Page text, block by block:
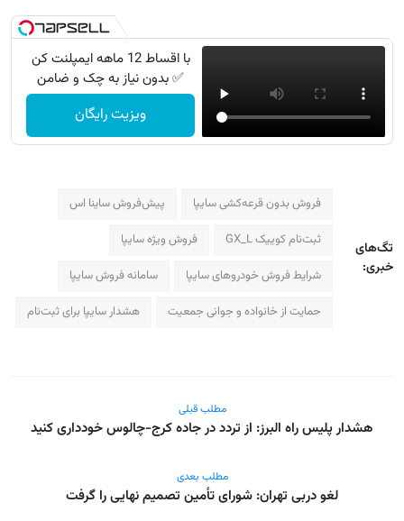
با اقساط 12 ماهه ایمپلنت کن
✅ بدون نیاز به چک و ضامن
ویزیت رایگان
تگ‌های
خبری:
فروش بدون قرعه‌کشی سایپا
پیش‌فروش ساینا اس
ثبت‌نام کوییک GX_L
فروش ویژه سایپا
شرایط فروش خودروهای سایپا
سامانه فروش سایپا
حمایت از خانواده و جوانی جمعیت
هشدار سایپا برای ثبت‌نام
مطلب قبلی
هشدار پلیس راه البرز: از تردد در جاده کرج-چالوس خودداری کنید
مطلب بعدی
لغو دربی تهران: شورای تأمین تصمیم نهایی را گرفت